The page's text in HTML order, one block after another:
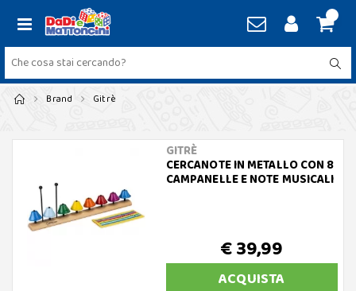
Brand Gitrè
GITRÈ
CERCANOTE IN METALLO CON 8
CAMPANELLE E NOTE MUSICALI
€ 39,99
ACQUISTA